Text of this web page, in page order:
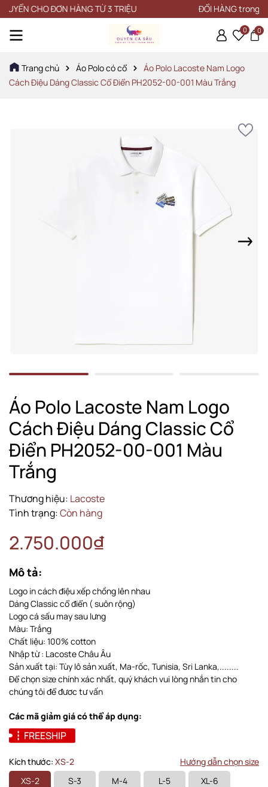
CHO ĐƠN HÀNG TỪ 3 TRIỆU ĐỔI HÀNG trong vòng
0 0
Trang chủ Áo Polo có cổ
Áo Polo Lacoste Nam Logo
Cách Điệu Dáng Classic Cổ Điển PH2052-00-001 Màu Trắng
Áo Polo Lacoste Nam Logo
Cách Điệu Dáng Classic Cổ
Điển PH2052-00-001 Màu
Trắng
Thương hiệu: Lacoste
Tình trạng:Còn hàng
2.750.000₫
Mô tả:
Logo in cách điệu xếp chồng lên nhau
Dáng Classic cổ điển ( suôn rộng)
Logo cá sấu may sau lưng
Màu: Trắng
Chất liệu: 100% cotton
Nhập từ : Lacoste Châu Âu
Sản xuất tại: Tùy lô sản xuất, Ma-rốc, Tunisia, Sri Lanka,........
Để chọn size chính xác nhất, quý khách vui lòng nhắn tin cho
chúng tôi để đươc tư vấn
Các mã giảm giá có thể áp dụng:
FREESHIP
Kích thước: XS-2
Hướng dẫn chọn size
XS-2
S-3 M-4 L-5
XL-6